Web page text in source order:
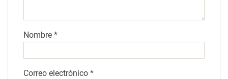
Nombre *
Correo electrónico *